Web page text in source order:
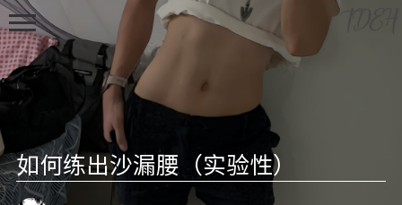
如何练出沙漏腰（实验性）